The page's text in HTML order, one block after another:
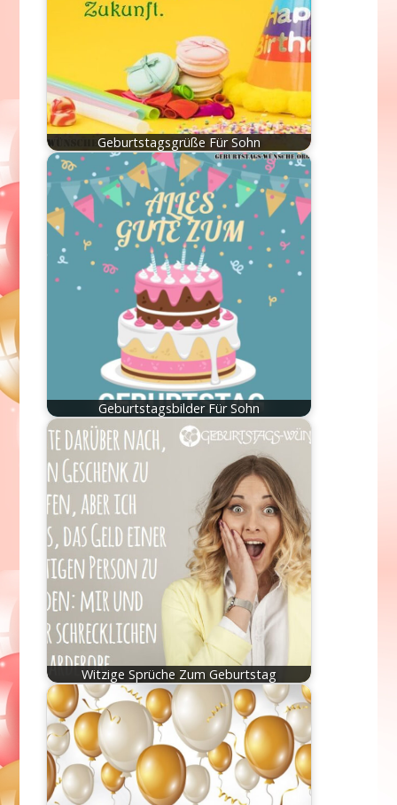
Geburtstagsgrüße Für Sohn
Geburtstagsbilder Für Sohn
Witzige Sprüche Zum Geburtstag